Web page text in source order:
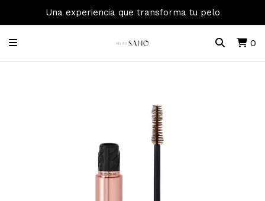
Una experiencia que transforma tu pelo
0